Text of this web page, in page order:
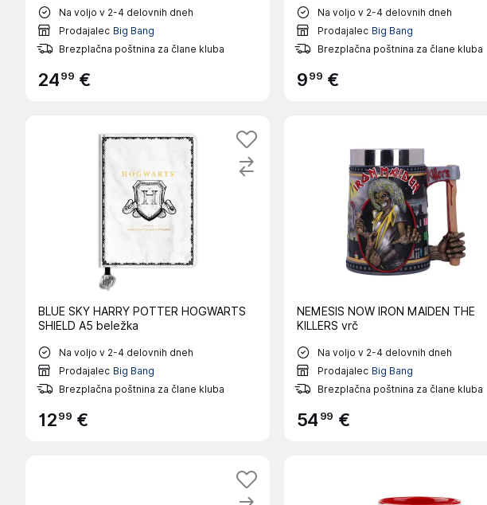
Na voljo v 2-4 delovnih dneh
Prodajalec Big Bang
Brezplačna poštnina za člane kluba
2499 €
Na voljo v 2-4 delovnih dneh
Prodajalec Big Bang
Brezplačna poštnina za člane kluba
999 €
BLUE SKY HARRY POTTER HOGWARTS
SHIELD A5 beležka
Na voljo v 2-4 delovnih dneh
Prodajalec Big Bang
Brezplačna poštnina za člane kluba
1299 €
NEMESIS NOW IRON MAIDEN THE
KILLERS vrč
Na voljo v 2-4 delovnih dneh
Prodajalec Big Bang
Brezplačna poštnina za člane kluba
54 99 €